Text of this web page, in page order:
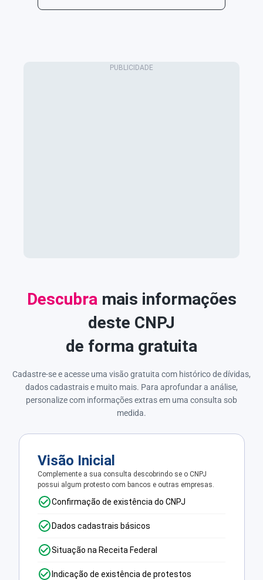
Descubra mais informações
deste CNPJ
de forma gratuita
Cadastre-se e acesse uma visão gratuita com histórico de dívidas,
dados cadastrais e muito mais. Para aprofundar a análise,
personalize com informações extras em uma consulta sob
medida.
Visão Inicial
Complemente a sua consulta descobrindo se o CNPJ
possui algum protesto com bancos e outras empresas.
Confirmação de existência do CNPJ
Dados cadastrais básicos
Situação na Receita Federal
Indicação de existência de protestos